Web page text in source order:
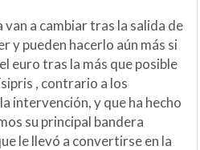
van a cambiar tras la salida de
y pueden hacerlo aún más si
euro tras la más que posible
, contrario a los
intervención, y que ha hecho
su principal bandera
le llevó a convertirse en la